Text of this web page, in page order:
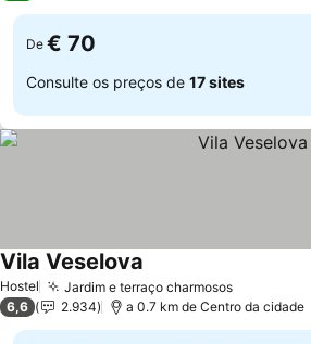
De € 70
Consulte os preços de 17 sites
Hostel Jardim e terraço charmososVer preços
Vila Veselova
6,6 2.934 a 0.7 km de Centro da cidade